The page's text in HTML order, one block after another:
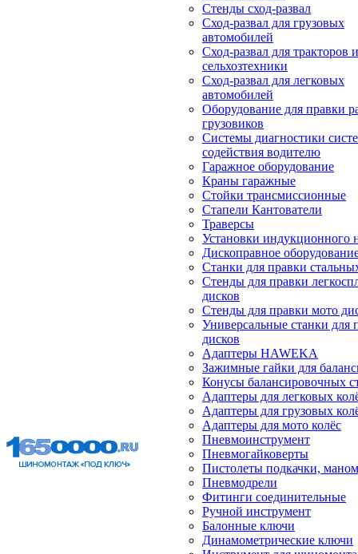
Стенды сход-развал
Сход-развал для грузовых
автомобилей
Сход-развал для тракторов и
сельхозтехники
Сход-развал для легковых
автомобилей
Оборудование для правки
грузовиков
Системы диагностики
содействия водителю
Гаражное оборудование
Краны гаражные
Стойки трансмиссионные
Стапели Кантователи
Траверсы
Установки индукционного
Дископравное
Станки для правки
Стенды для правки
дисков
Стенды для правки мото
Универсальные станки для
дисков
Адаптеры HAWEKA
Зажимные гайки для
Конусы балансировочных
Адаптеры для легковых
Адаптеры для грузовых
Адаптеры для мото колёс
Пневмоинструмент
Пневмогайковерты
Пистолеты подкачки,
Пневмодрели
Фитинги соединительные
Ручной инструмент
Балонные ключи
Динамометрические ключи